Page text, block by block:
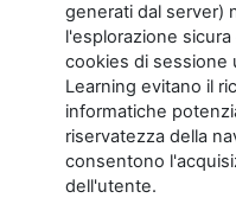
generati dal server)
l'esplorazione
cookies di sessione
Learning evitano il
informatiche
riservatezza della
consentono
dell'utente.